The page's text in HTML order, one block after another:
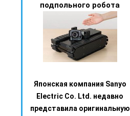
подпольного робота
Японская компания Sanyo
Electric Co. Ltd. недавно
представила оригинальную